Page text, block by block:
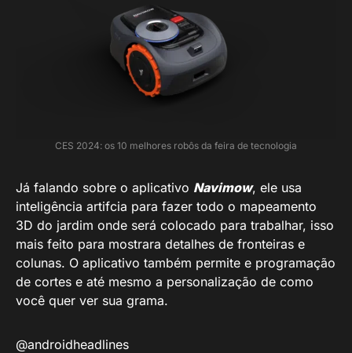
CES 2024: os 10 melhores robôs da feira de tecnologia
Já falando sobre o aplicativo Navimow, ele usa
inteligência artifcia para fazer todo o mapeamento
3D do jardim onde será colocado para trabalhar, isso
mais feito para mostrara detalhes de fronteiras e
colunas. O aplicativo também permite e programação
de cortes e até mesmo a personalização de como
você quer ver sua grama.
@androidheadlines